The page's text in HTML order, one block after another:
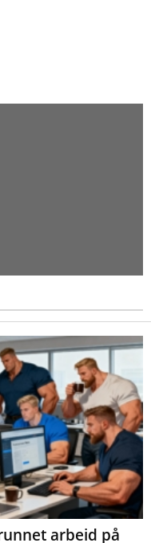
arbeid på